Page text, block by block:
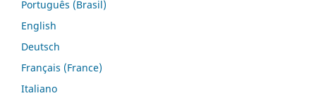
Português (Brasil)
English
Deutsch
Français (France)
Italiano